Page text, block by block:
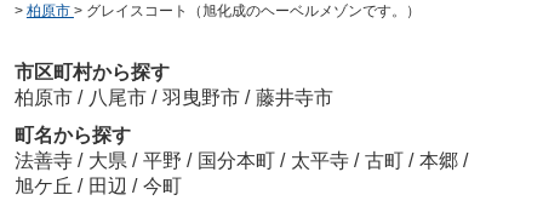
> 柏原市 > グレイスコート（旭化成のヘーベルメゾンです。）
市区町村から探す
柏原市 / 八尾市 / 羽曳野市 / 藤井寺市
町名から探す
法善寺 / 大県 / 平野 / 国分本町 / 太平寺 / 古町 / 本郷 /
旭ケ丘 / 田辺 / 今町